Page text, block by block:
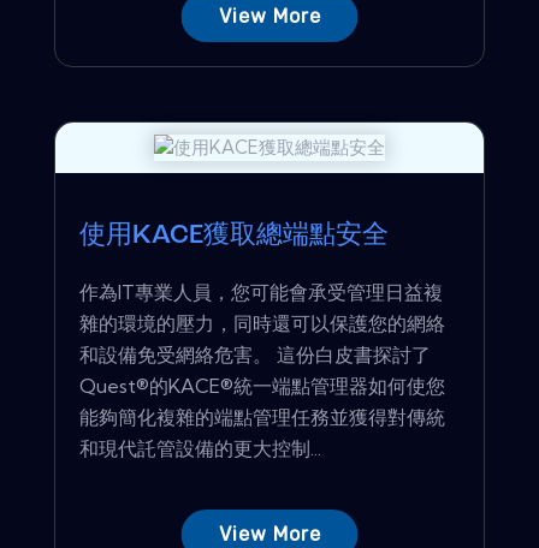
View More
使用KACE獲取總端點安全
作為IT專業人員，您可能會承受管理日益複
雜的環境的壓力，同時還可以保護您的網絡
和設備免受網絡危害。 這份白皮書探討了
Quest®的KACE®統一端點管理器如何使您
能夠簡化複雜的端點管理任務並獲得對傳統
和現代託管設備的更大控制...
View More